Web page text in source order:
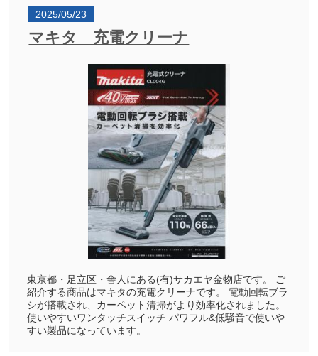
2025/05/23
マキタ 充電クリーナ
東京都・足立区・舎人にある(有)サカエヤ金物店です。 ご
紹介する商品はマキタの充電クリーナです。 電動回転ブラ
シが搭載され、カーペット清掃がより効率化されました。
使いやすいワンタッチスイッチ パワフル&低騒音で使いや
すい製品になっています。